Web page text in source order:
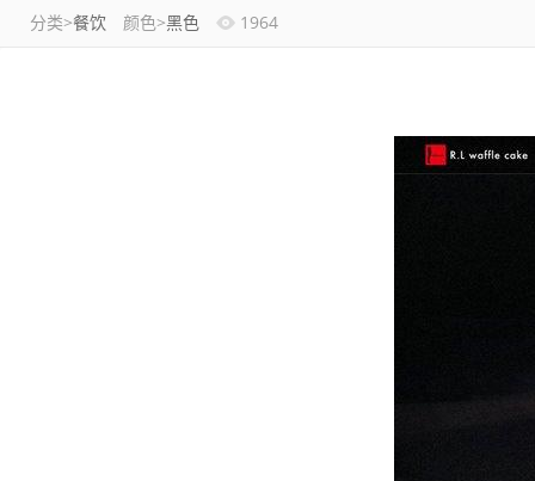
分类>餐饮 颜色>黑色 1964